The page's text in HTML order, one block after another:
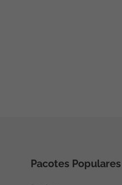
Pacotes Populares